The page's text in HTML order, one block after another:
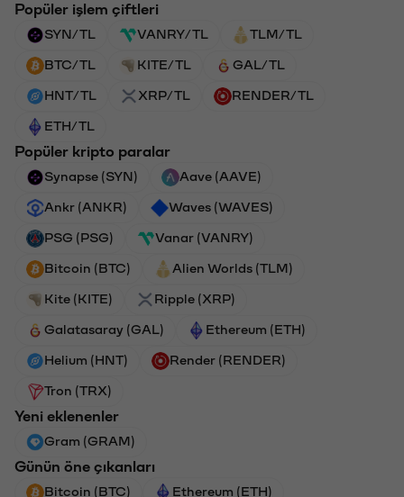
Popüler işlem çiftleri
SYN/TL VANRY/TL TLM/TL
BTC/TL KITE/TL GAL/TL
HNT/TL XRP/TL RENDER/TL
ETH/TL
Popüler kripto paralar
Synapse (SYN) Aave (AAVE)
Ankr (ANKR) Waves (WAVES)
PSG (PSG) Vanar (VANRY)
Bitcoin (BTC) Alien Worlds (TLM)
Kite (KITE) Ripple (XRP)
Galatasaray (GAL) Ethereum (ETH)
Helium (HNT) Render (RENDER)
Tron (TRX)
Yeni eklenenler
Gram (GRAM)
Günün öne çıkanları
Bitcoin (BTC) Ethereum (ETH)